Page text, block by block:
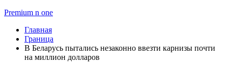
Premium n one
Главная
Граница
В Беларусь пытались незаконно ввезти карнизы почти
на миллион долларов